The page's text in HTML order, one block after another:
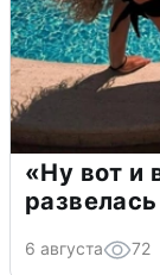
«Ну вот и
6 августа 72